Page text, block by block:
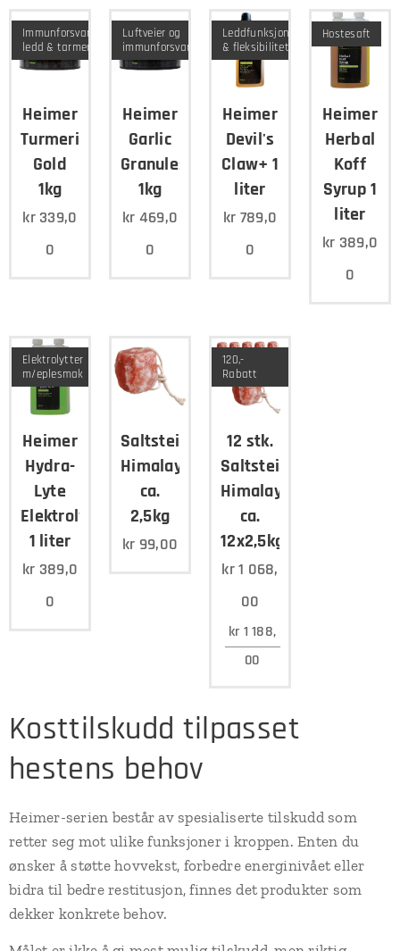
Heimer
Turmeric
Gold
1kg
Immunforsvar,
ledd & tarmer
kr 339,0
0
Heimer
Garlic
Granules
1kg
Luftveier og
immunforsvar
kr 469,0
0
Heimer
Devil's
Claw+ 1
liter
Leddfunksjon
& fleksibilitet
kr 789,0
0
Heimer
Herbal
Koff
Syrup 1
liter
Hostesaft
kr 389,0
0
Heimer
Hydra-
Lyte
Elektrolytter
1 liter
Elektrolytter
m/eplesmak
kr 389,0
0
Saltstein
Himalaya
ca.
2,5kg
kr 99,00
12 stk.
Saltstein
Himalaya
ca.
12x2,5kg
120,-
Rabatt
kr1 068,
00
kr 1 188,
00
Kosttilskudd tilpasset
hestens behov
Heimer-serien består av spesialiserte tilskudd som
retter seg mot ulike funksjoner i kroppen. Enten du
ønsker å støtte hovvekst, forbedre energinivået eller
bidra til bedre restitusjon, finnes det produkter som
dekker konkrete behov.